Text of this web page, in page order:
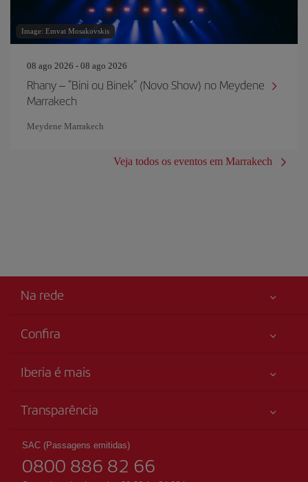
Image: Emvat Mosakovskis
08 ago 2026 - 08 ago 2026
Rhany – "Bini ou Binek" (Novo Show) no Meydene
Marrakech
Meydene Marrakech
Veja todos os eventos em Marrakech
Na rede
Confira
Acessibilidade
Sustentabilidade
Iberia é mais
Grupo Iberia
Acionistas e investidores
Nossas alianças
Transparência
SAC (Passagens emitidas)
0800 886 82 66